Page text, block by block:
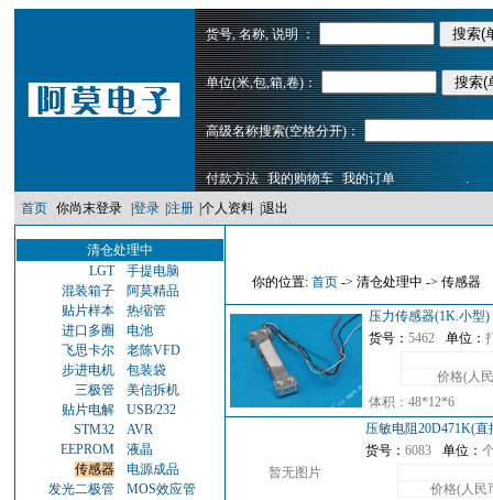
货号, 名称, 说明 ：
单位(米,包,箱,卷)：
高级名称搜索(空格分开)：
付款方法 我的购物车 我的订单
.
首页 你尚末登录 登录 注册 个人资料 退出
清仓处理中
LGT
手提电脑
混装箱子
阿莫精品
贴片样本
热缩管
进口多圈
电池
飞思卡尔
老陈VFD
步进电机
包装袋
三极管
美信拆机
贴片电解
USB/232
STM32
AVR
EEPROM
液晶
传感器
电源成品
发光二极管
MOS效应管
你的位置: 首页 -> 清仓处理中 -> 传感器
压力传感器(1K.小型
货号： 5462 单位：
价格(人
体积：48*12*6
暂无图片
压敏电阻20D471K(
货号： 6083 单位：
价格(人民